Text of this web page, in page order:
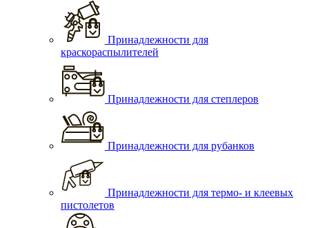
Принадлежности для
краскораспылителей
Принадлежности для степлеров
Принадлежности для рубанков
Принадлежности для термо- и клеевых
пистолетов